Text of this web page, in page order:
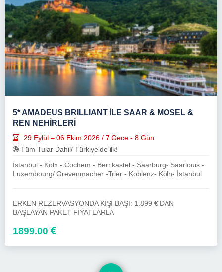
5* AMADEUS BRILLIANT İLE SAAR & MOSEL &
REN NEHİRLERİ
29 Eylül – 06 Ekim 2026 / 7 Gece - 8 Gün
Tüm Tular Dahil/ Türkiye'de ilk!
İstanbul - Köln - Cochem - Bernkastel - Saarburg- Saarlouis -
Luxembourg/ Grevenmacher -Trier - Koblenz- Köln- İstanbul
ERKEN REZERVASYONDA KİŞİ BAŞI: 1.899 €'DAN
BAŞLAYAN PAKET FİYATLARLA
1899.00